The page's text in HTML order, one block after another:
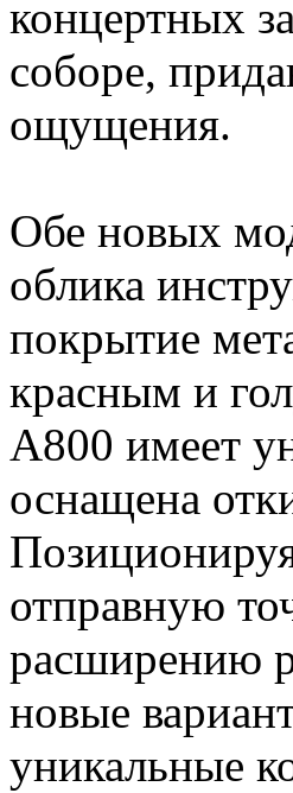
концертных
соборе,
ощущения.
Обе новых
облика
покрытие
красным и
A800 имеет
оснащена
отправную
расширению
новые
уникальные